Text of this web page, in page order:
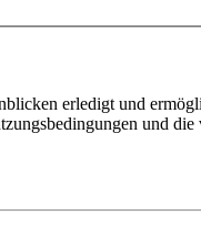
erledigt und
und